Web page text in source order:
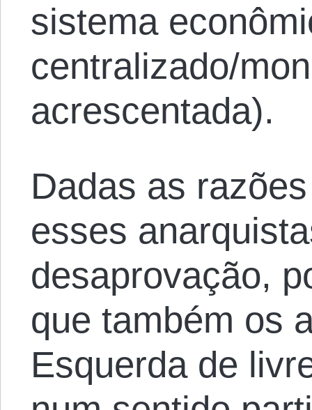
sistema
centralizado/
acrescentada).
Dadas as
esses
desaprovação,
que também os
Esquerda de